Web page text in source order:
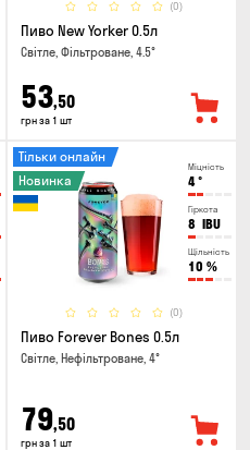
(0)
Пиво New Yorker 0.5л
Світле, Фільтроване, 4.5°
53,50
грн за 1 шт
Міцність
4°
Гіркота
8 IBU
Щільність
10 %
(0)
Тільки онлайн
Новинка
Пиво Forever Bones 0.5л
Світле, Нефільтроване, 4°
79,50
грн за 1 шт